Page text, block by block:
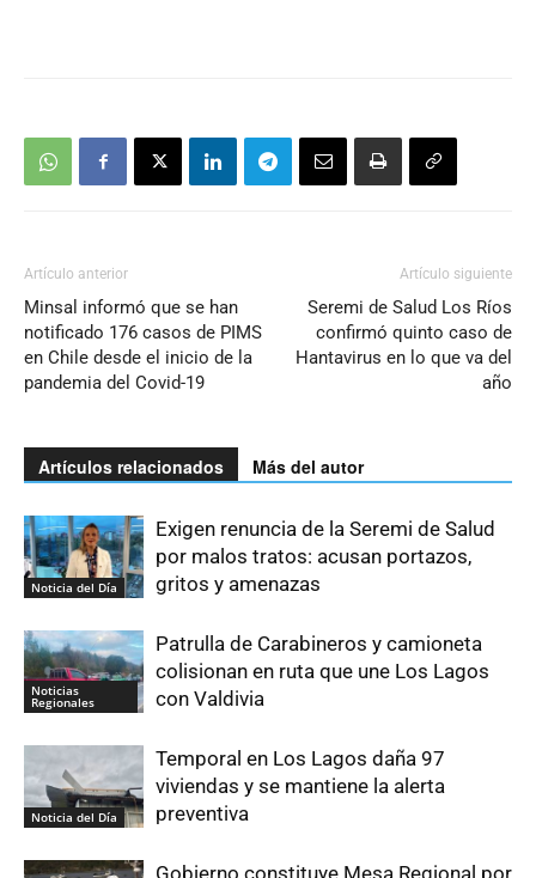
Artículo anterior
Minsal informó que se han
notificado 176 casos de PIMS
en Chile desde el inicio de la
pandemia del Covid-19
Artículo siguiente
Seremi de Salud Los Ríos
confirmó quinto caso de
Hantavirus en lo que va del
año
Artículos relacionados Más del autor
Noticia del Día
Exigen renuncia de la Seremi de Salud
por malos tratos: acusan portazos,
gritos y amenazas
Noticias
Regionales
Patrulla de Carabineros y camioneta
colisionan en ruta que une Los Lagos
con Valdivia
Noticia del Día
Temporal en Los Lagos daña 97
viviendas y se mantiene la alerta
preventiva